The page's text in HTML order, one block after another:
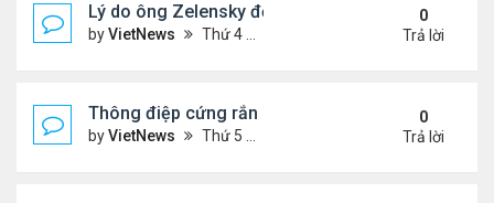
Lý do ông Zelensky đổi lập trường về bầu cử tổng
byVietNews Thứ 4 Tháng 12 10, 2025 5:48 pm
0
Trả lời
Thông điệp cứng rắn của ông Putin trong xung
byVietNews Thứ 5 Tháng 12 04, 2025 4:20 pm
0
Trả lời